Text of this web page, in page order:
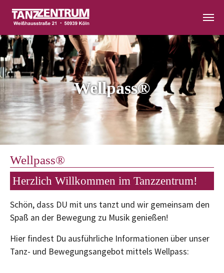
Zum Hauptinhalt springen
Wellpass®
Wellpass®
Herzlich Willkommen im Tanzzentrum!
Schön, dass DU mit uns tanzt und wir gemeinsam den
Spaß an der Bewegung zu Musik genießen!
Hier findest Du ausführliche Informationen über unser
Tanz- und Bewegungsangebot mittels Wellpass: